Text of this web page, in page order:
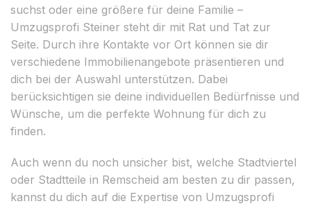
suchst oder eine größere für deine Familie –
Umzugsprofi Steiner steht dir mit Rat und Tat zur
Seite. Durch ihre Kontakte vor Ort können sie dir
verschiedene Immobilienangebote präsentieren und
dich bei der Auswahl unterstützen. Dabei
berücksichtigen sie deine individuellen Bedürfnisse und
Wünsche, um die perfekte Wohnung für dich zu
finden.
Auch wenn du noch unsicher bist, welche Stadtviertel
oder Stadtteile in Remscheid am besten zu dir passen,
kannst du dich auf die Expertise von Umzugsprofi